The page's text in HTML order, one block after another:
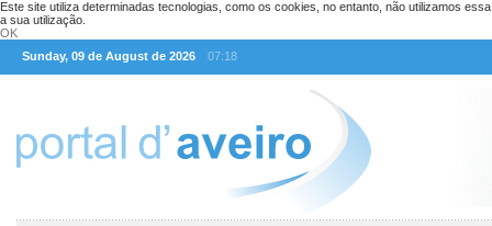
Este site utiliza determinadas tecnologias, como os cookies, no entanto, não utilizamos
a sua utilização.
OK
Sunday, 09 de August de 2026
07:18